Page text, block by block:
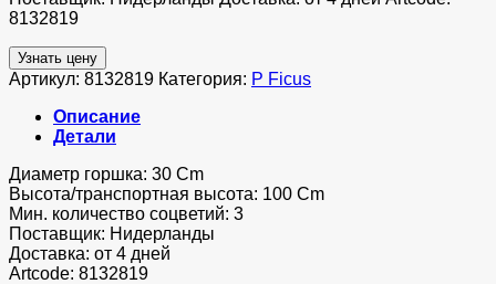
8132819
Узнать цену
Артикул: 8132819 Категория: P Ficus
Описание
Детали
Диаметр горшка: 30 Cm
Высота/транспортная высота: 100 Cm
Мин. количество соцветий: 3
Поставщик: Нидерланды
Доставка: от 4 дней
Artcode: 8132819